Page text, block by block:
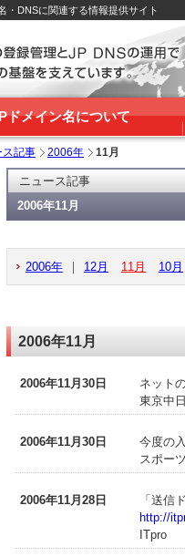
・DNSに関連する情報提供サイト
ドメイン名について
ス記事 2006年 11月
ニュース記事
2006年11月
2006年 ｜ 12月 11月 10月
2006年11月
2006年11月30日
ネット
東京中
2006年11月30日
今度の
スポー
2006年11月28日
「送信
http://
ITpro